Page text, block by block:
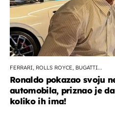
FERRARI, ROLLS ROYCE, BUGATTI...
Ronaldo pokazao svoju
automobila, priznao je
koliko ih ima!